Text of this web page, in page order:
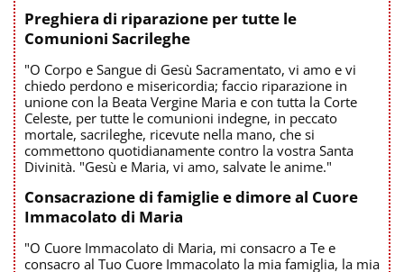
Preghiera di riparazione per tutte le
Comunioni Sacrileghe
"O Corpo e Sangue di Gesù Sacramentato, vi amo e vi
chiedo perdono e misericordia; faccio riparazione in
unione con la Beata Vergine Maria e con tutta la Corte
Celeste, per tutte le comunioni indegne, in peccato
mortale, sacrileghe, ricevute nella mano, che si
commettono quotidianamente contro la vostra Santa
Divinità. "Gesù e Maria, vi amo, salvate le anime."
Consacrazione di famiglie e dimore al Cuore
Immacolato di Maria
"O Cuore Immacolato di Maria, mi consacro a Te e
consacro al Tuo Cuore Immacolato la mia famiglia, la mia